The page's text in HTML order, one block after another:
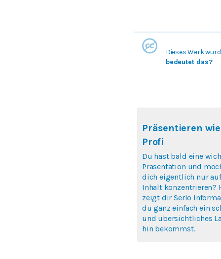
Dieses Werk
bedeutet das?
Präsentieren
Profi
Du hast bald eine
Präsentation und
dich eigentlich nur
Inhalt konzentrieren?
zeigt dir Serlo
du ganz einfach ein
und übersichtliches
hin bekommst.